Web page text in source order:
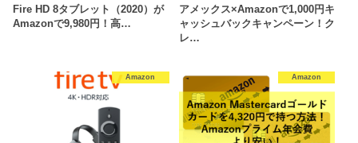
Fire HD 8タブレット（2020）が
Amazonで9,980円！高…
アメックス×Amazonで1,000円キ
ャッシュバックキャンペーン！ク
レ…
Amazon Amazon